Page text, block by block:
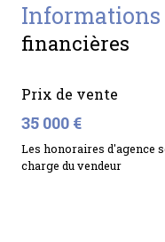
informations
financières
Prix de vente
35 000 €
Les honoraires d'agence
charge du vendeur